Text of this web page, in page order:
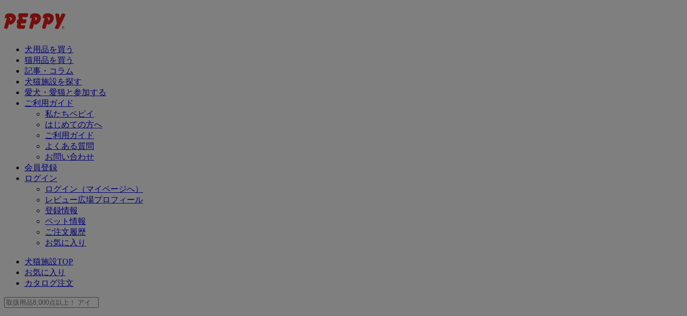
犬用品を買う
猫用品を買う
記事・コラム
犬猫施設を探す
愛犬・愛猫と参加する
ご利用ガイド
私たちペピイ
はじめての方へ
ご利用ガイド
よくある質問
お問い合わせ
会員登録
ログイン
ログイン（マイページへ）
レビュー広場プロフィール
登録情報
ペット情報
ご注文履歴
お気に入り
犬猫施設TOP
お気に入り
カタログ注文